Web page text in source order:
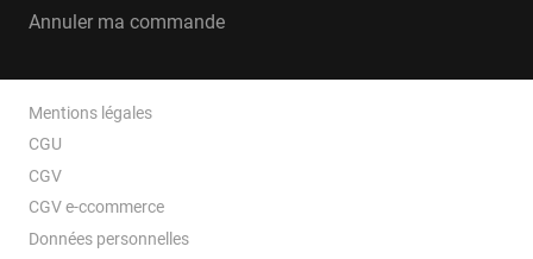
Annuler ma commande
Mentions légales
CGU
CGV
CGV e-ccommerce
Données personnelles